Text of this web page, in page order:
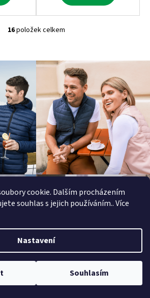
cookie. Dalším procházením
souhlas s jejich používáním.. Více
Nastavení
Souhlasím
O
l
á
a
c
í
p
r
v
k
y
v
ý
p
s
u
16položek celkem